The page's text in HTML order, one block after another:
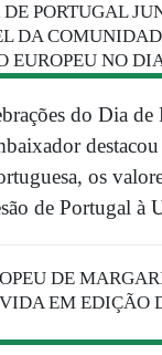
PORTUGAL
DA
EUROPEU NO
do Dia de
os
de Portugal à
DE
EM EDIÇÃO